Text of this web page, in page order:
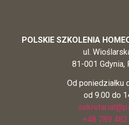
POLSKIE SZKOLENIA
ul.
81-001 Gdynia,
Od poniedziałku
od 9.00 do
+48 789 482